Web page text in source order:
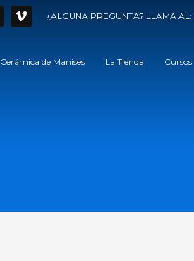
¿ALGUNA PREGUNTA? LLAMA AL:
Cerámica de Manises La Tienda Cursos